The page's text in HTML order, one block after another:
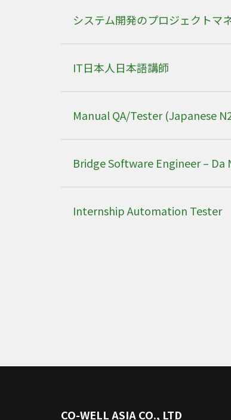
システム開発のプロジェクトマ
IT日本人日本語講師
Manual QA/Tester (Japanese
Bridge Software Engineer – Da
Internship Automation Tester
CO-WELL ASIA CO., LTD